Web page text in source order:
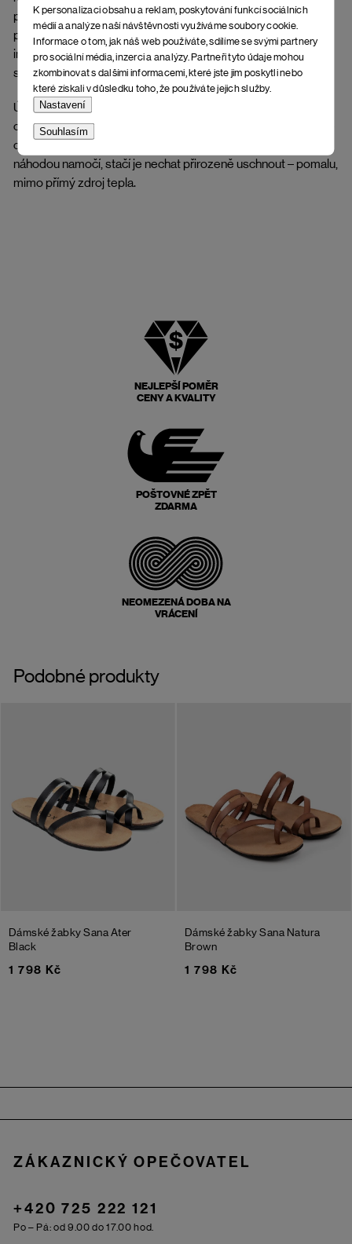
K personalizaci obsahu a reklam, poskytování funkcí sociálních
médií a analýze naší návštěvnosti využíváme soubory cookie.
Informace o tom, jak náš web používáte, sdílíme se svými partnery
pro sociální média, inzerci a analýzy. Partneři tyto údaje mohou
zkombinovat s dalšími informacemi, které jste jim poskytli nebo
které získali v důsledku toho, že používáte jejich služby.
Nastavení
Souhlasím
podmínek, vyvarujte se větší vlhkosti a rozmáčení, které
poškuzuje vzhled a deformuje tvar. Bez správné péče a
impregnace se kůže může zkroutit, popřípadě mohou vznikat
skvrny a fleky.
Údržba stélky: Dlouhodobý kontakt s vlhkostí může korek
oslabit, změkčit nebo lehce deformovat. Obuv doporučujeme
chránit před přímým vystavením větší vlhkosti. Pokud se
náhodou namočí, stačí je nechat přirozeně uschnout – pomalu,
mimo přímý zdroj tepla.
NEJLEPŠÍ POMĚR
CENY A KVALITY
POŠTOVNÉ ZPĚT
ZDARMA
NEOMEZENÁ DOBA NA
VRÁCENÍ
Podobné produkty
Dámské žabky Sana Ater
Black
1 798 Kč
Dámské žabky Sana Natura
Brown
1 798 Kč
ZÁKAZNICKÝ OPEČOVATEL
+420 725 222 121
Po – Pá: od 9.00 do 17.00 hod.